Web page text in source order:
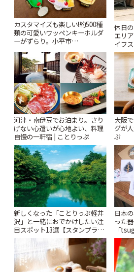
カスタマイズも楽しい!約500種
類の可愛いワッペンキーホルダ
ーがずらり。小平市
ぷ
休日
エリ
イフ
っぷ
河津・南伊豆でお泊まり。さり
げない心遣いが心地よい、料理
自慢の一軒宿 | ことりっぷ
大阪
グが
ぷ
新しくなった「ことりっぷ軽井
沢」と一緒におでかけしたい注
目スポット13選【スタンプラリ
ー開催中】 | ことりっぷ
日本
った
「